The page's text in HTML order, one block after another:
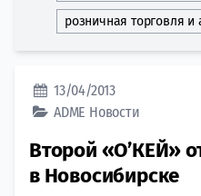
розничная торговля и
13/04/2013
ADME Новости
Второй «О’КЕЙ»
в Новосибирске